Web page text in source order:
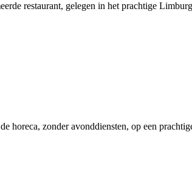
restaurant, gelegen in het prachtige
horeca, zonder avonddiensten, op een